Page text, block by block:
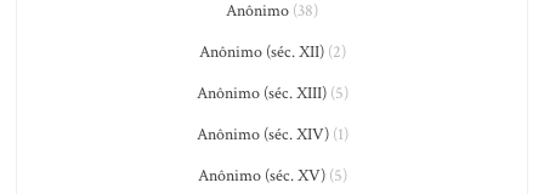
Anônimo (38)
Anônimo (séc. XII)(2)
Anônimo (séc. XIII)(5)
Anônimo (séc. XIV)(1)
Anônimo (séc. XV)(5)